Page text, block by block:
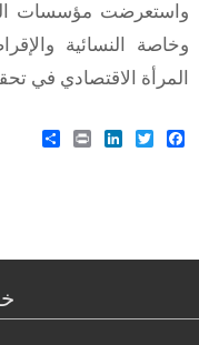
واستعرضت مؤسسات
وخاصة النسائية
المرأة الاقتصادي في
Facebook
Twitter
LinkedIn
Print